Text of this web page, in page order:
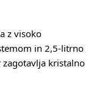
z visoko
in 2,5-litrno
kristalno